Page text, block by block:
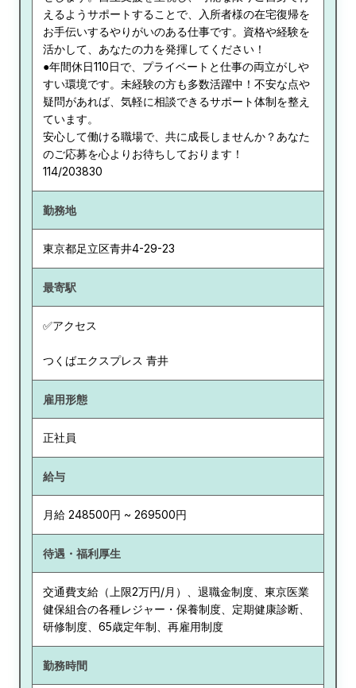
えるようサポートすることで、入所者様の在宅復帰を
お手伝いするやりがいのある仕事です。資格や経験を
活かして、あなたの力を発揮してください！
●年間休日110日で、プライベートと仕事の両立がしや
すい環境です。未経験の方も多数活躍中！不安な点や
疑問があれば、気軽に相談できるサポート体制を整え
ています。
安心して働ける職場で、共に成長しませんか？あなた
のご応募を心よりお待ちしております！
114/203830
勤務地
東京都足立区青井4-29-23
最寄駅
✅アクセス
つくばエクスプレス 青井
雇用形態
正社員
給与
月給 248500円 ~ 269500円
待遇・福利厚生
交通費支給（上限2万円/月）、退職金制度、東京医業
健保組合の各種レジャー・保養制度、定期健康診断、
研修制度、65歳定年制、再雇用制度
勤務時間